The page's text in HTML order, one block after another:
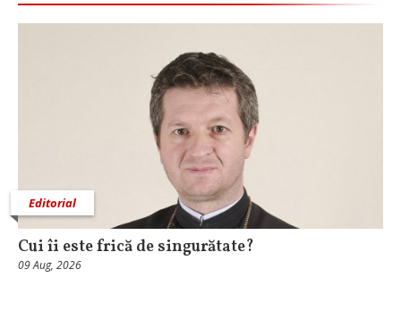
Editorial
Cui îi este frică de singurătate?
09 Aug, 2026